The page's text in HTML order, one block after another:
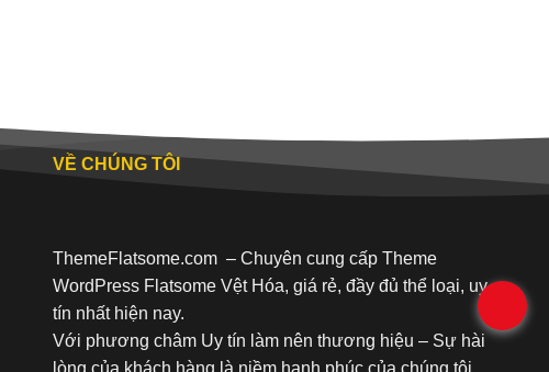
VỀ CHÚNG TÔI
ThemeFlatsome.com – Chuyên cung cấp Theme
WordPress Flatsome Vệt Hóa, giá rẻ, đầy đủ thể loại, uy
tín nhất hiện nay.
Với phương châm Uy tín làm nên thương hiệu – Sự hài
lòng của khách hàng là niềm hạnh phúc của chúng tôi.